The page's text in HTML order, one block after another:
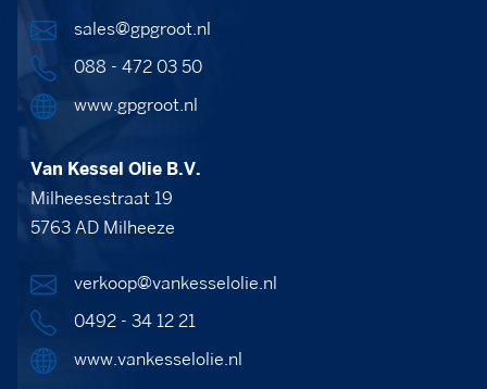
sales@gpgroot.nl
088 - 472 03 50
www.gpgroot.nl
Van Kessel Olie B.V.
Milheesestraat 19
5763 AD Milheeze
verkoop@vankesselolie.nl
0492 - 34 12 21
www.vankesselolie.nl